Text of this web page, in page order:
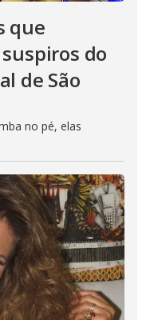
que
do
de São
no pé, elas